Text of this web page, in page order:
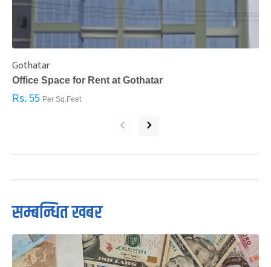
Gothatar
Office Space for Rent at Gothatar
Rs. 55 Per Sq.Feet
‹ ›
सम्बन्धित खबर